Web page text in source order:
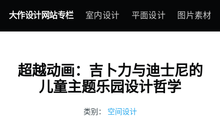
大作设计网站专栏 室内设计 平面设计 图片素材
超越动画：吉卜力与迪士尼的
儿童主题乐园设计哲学
类别： 空间设计